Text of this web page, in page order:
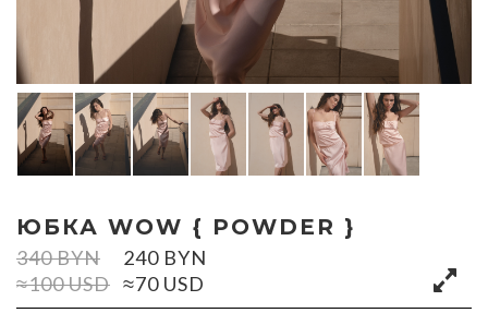
ЮБКА WOW { POWDER }
340BYN
≈100 USD
240 BYN
≈70 USD